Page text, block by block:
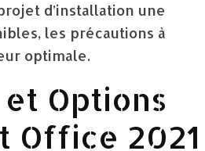
d’installation une
les précautions à
optimale.
Options
Office 2021